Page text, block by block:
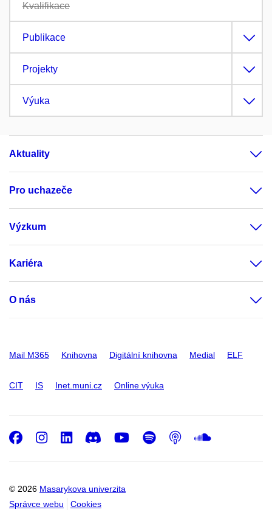
Kvalifikace
Publikace
Projekty
Výuka
Aktuality
Pro uchazeče
Výzkum
Kariéra
O nás
Mail M365 Knihovna Digitální knihovna Medial ELF
CIT IS Inet.muni.cz Online výuka
© 2026 Masarykova univerzita
Správce webu
Cookies
Facebook
Instagram
LinkedIn
DiscordYoutube
Spotify
Podcast